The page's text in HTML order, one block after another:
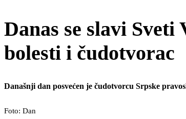
Danas se slavi
bolesti i čudotvorac
Današnji dan posvećen je čudotvorcu Srpske
Foto: Dan